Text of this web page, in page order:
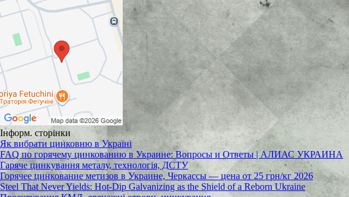
Інформ. сторінки
Як вибрати цинковню в Україні
FAQ по горячему цинкованию в Украине: Вопросы и Ответы | АЛИАС УКРАИНА
Гаряче цинкування металу, технологія, ДСТУ
Горячее цинкование метизов в Украине, Черкассы — цена от 25 грн/кг 2026
Steel That Never Yields: Hot-Dip Galvanizing as the Shield of a Reborn Ukraine